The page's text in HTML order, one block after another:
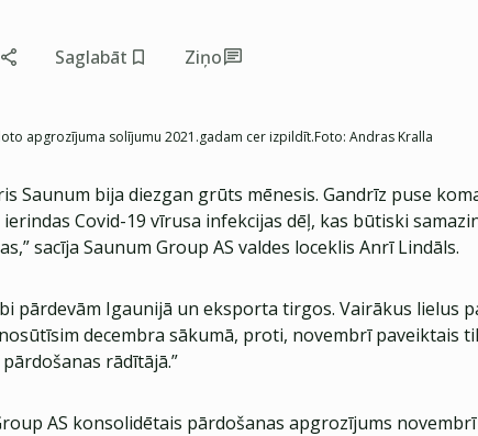
Saglabāt Ziņo
apgrozījuma solījumu 2021.gadam cer izpildīt.Foto: Andras Kralla
Saunum bija diezgan grūts mēnesis. Gandrīz puse
Covid-19 vīrusa infekcijas dēļ, kas būtiski
sacīja Saunum Group AS valdes loceklis Anrī Lindāls.
pārdevām Igaunijā un eksporta tirgos. Vairākus lielus
decembra sākumā, proti, novembrī paveiktais
rādītājā.”
AS konsolidētais pārdošanas apgrozījums